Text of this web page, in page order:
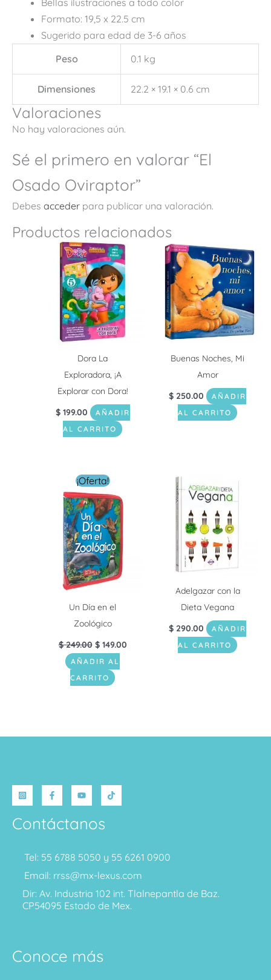
Formato: 19,5 x 22.5 cm
Sugerido para edad de 3-6 años
Peso
0.1 kg
Dimensiones 22.2 × 19.1 × 0.6 cm
Valoraciones
No hay valoraciones aún.
Sé el primero en valorar “El
Osado Oviraptor”
Debes acceder para publicar una valoración.
Productos relacionados
Dora La
Exploradora, ¡A
Explorar con Dora!
$199.00
AÑADIR
AL CARRITO
Buenas Noches, Mi
Amor
$ 250.00
AÑADIR
AL CARRITO
¡Oferta!
Un Día en el
Zoológico
$249.00
El
precio
original
era:
$ 249.00.
$149.00
AÑADIR AL
CARRITO
Adelgazar con la
Dieta Vegana
$ 290.00
AÑADIR
AL CARRITO
Contáctanos
Tel: 55 6788 5050 y 55 6261 0900
Email: rrss@mx-lexus.com
Dir: Av. Industria 102 int. Tlalnepantla de Baz.
CP54095 Estado de Mex.
Conoce más